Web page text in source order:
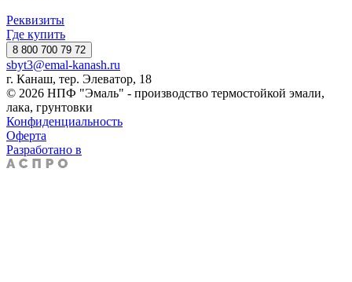
Реквизиты
Где купить
8 800 700 79 72
sbyt3@emal-kanash.ru
г. Канаш, тер. Элеватор, 18
© 2026 НПФ "Эмаль" - производство термостойкой эмали,
лака, грунтовки
Конфиденциальность
Оферта
Разработано в